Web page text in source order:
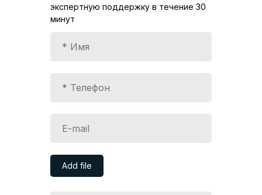
Add file
экспертную поддержку в течение 30
минут